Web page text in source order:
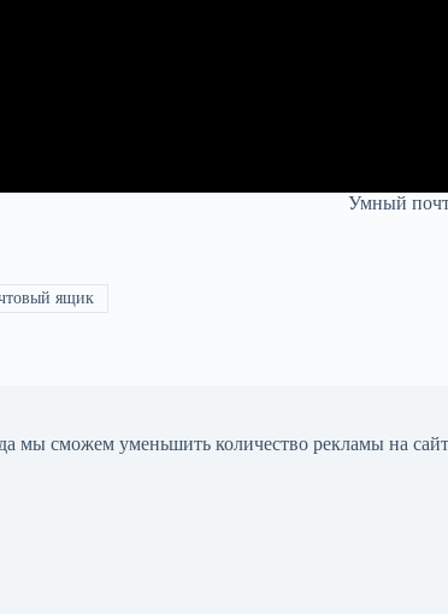
Умный
ящик
мы сможем уменьшить количество рекламы на